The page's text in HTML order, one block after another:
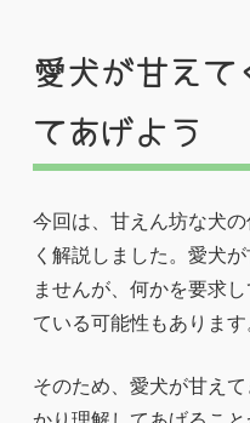
愛犬が甘えて
てあげよう
今回は、甘えん坊な犬
く解説しました。愛犬
ませんが、何かを要求
ている可能性もあります
そのため、愛犬が甘え